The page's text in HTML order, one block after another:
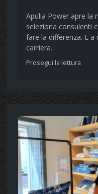
Apulia Power apre la
seleziona consulenti
fare la differenza. E a
carriera.
Prosegui la lettura